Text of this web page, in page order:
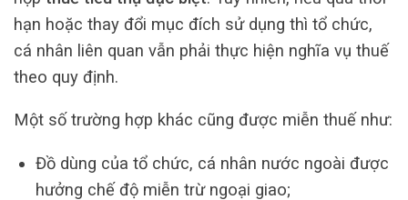
hạn hoặc thay đổi mục đích sử dụng thì tổ chức,
cá nhân liên quan vẫn phải thực hiện nghĩa vụ thuế
theo quy định.
Một số trường hợp khác cũng được miễn thuế như:
Đồ dùng của tổ chức, cá nhân nước ngoài được
hưởng chế độ miễn trừ ngoại giao;